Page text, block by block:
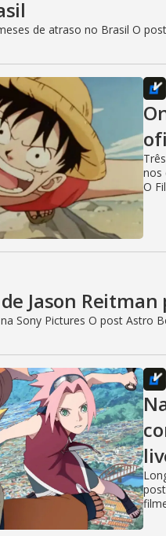
de atraso no Brasil O
nos
O
Jason
Sony Pictures O post Astro